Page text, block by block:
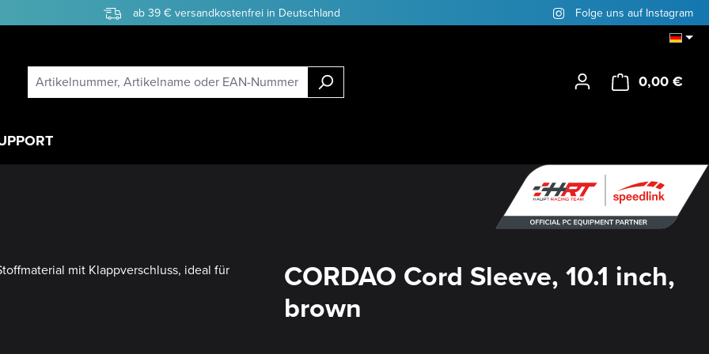
ab 39 € versandkostenfrei in Deutschland Folge uns auf Instagram
0,00 €
CORDAO Cord Sleeve, 10.1 inch,
brown